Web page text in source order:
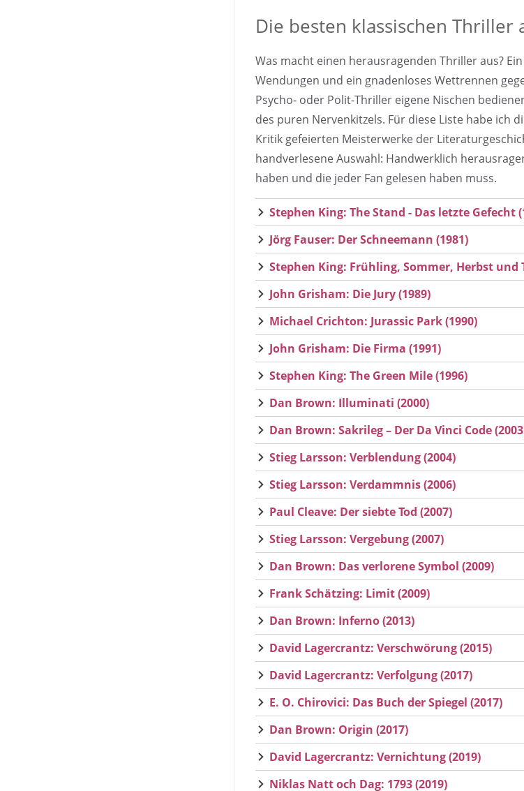
Die besten klassischen Thriller
Was macht einen herausragenden Thriller aus?
Wendungen und ein gnadenloses Wettrennen
Psycho- oder Polit-Thriller eigene Nischen
des puren Nervenkitzels. Für diese Liste habe ich
Kritik gefeierten Meisterwerke der
handverlesene Auswahl: Handwerklich
haben und die jeder Fan gelesen haben muss.
Stephen King: The Stand - Das letzte Gefecht
Jörg Fauser: Der Schneemann (1981)
Stephen King: Frühling, Sommer, Herbst und
John Grisham: Die Jury (1989)
Michael Crichton: Jurassic Park (1990)
John Grisham: Die Firma (1991)
Stephen King: The Green Mile (1996)
Dan Brown: Illuminati (2000)
Dan Brown: Sakrileg – Der Da Vinci Code
Stieg Larsson: Verblendung (2004)
Stieg Larsson: Verdammnis (2006)
Paul Cleave: Der siebte Tod (2007)
Stieg Larsson: Vergebung (2007)
Dan Brown: Das verlorene Symbol (2009)
Frank Schätzing: Limit (2009)
Dan Brown: Inferno (2013)
David Lagercrantz: Verschwörung (2015)
David Lagercrantz: Verfolgung (2017)
E. O. Chirovici: Das Buch der Spiegel (2017)
Dan Brown: Origin (2017)
David Lagercrantz: Vernichtung (2019)
Niklas Natt och Dag: 1793 (2019)